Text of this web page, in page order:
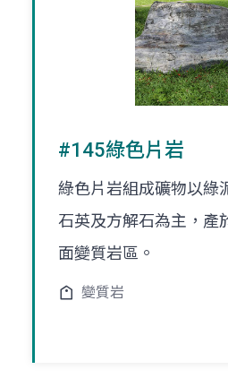
#145綠色片岩
綠色片岩組成礦物以綠
石英及方解石為主，產
面變質岩區。
變質岩